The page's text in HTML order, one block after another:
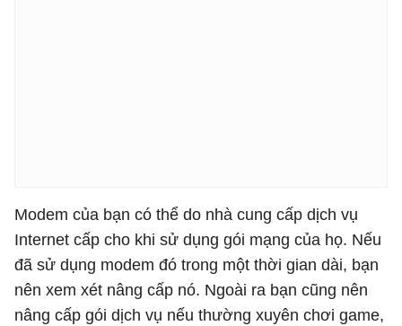
Modem của bạn có thể do nhà cung cấp dịch vụ
Internet cấp cho khi sử dụng gói mạng của họ. Nếu
đã sử dụng modem đó trong một thời gian dài, bạn
nên xem xét nâng cấp nó. Ngoài ra bạn cũng nên
nâng cấp gói dịch vụ nếu thường xuyên chơi game,